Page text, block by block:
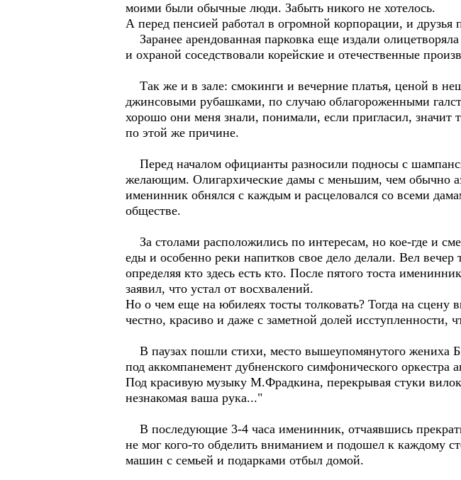
моими были обычные люди. Забыть никого не хотелось.
А перед пенсией работал в огромной корпорации, и друзья
Заранее арендованная парковка еще издали
и охраной соседствовали корейские и отечественные
Так же и в зале: смокинги и вечерние платья, ценой в
джинсовыми рубашками, по случаю облагороженными
хорошо они меня знали, понимали, если пригласил,
по этой же причине.
Перед началом официанты разносили подносы с
желающим. Олигархические дамы с меньшим, чем обычно
именинник обнялся с каждым и расцеловался со всеми
обществе.
За столами расположились по интересам, но кое-где и
еды и особенно реки напитков свое дело делали. Вел
определяя кто здесь есть кто. После пятого тоста
заявил, что устал от восхвалений.
Но о чем еще на юбилеях тосты толковать? Тогда на сцену
честно, красиво и даже с заметной долей исступленности,
В паузах пошли стихи, место вышеупомянутого жениха
под аккомпанемент дубненского симфонического
Под красивую музыку М.Фрадкина, перекрывая стуки
незнакомая ваша рука..."
В последующие 3-4 часа именинник, отчаявшись
не мог кого-то обделить вниманием и подошел к каждому
машин с семьей и подарками отбыл домой.